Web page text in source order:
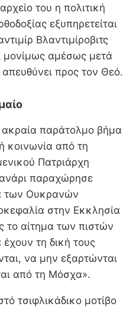
του η πολιτική
εξυπηρετείται
Βλαντιμίροβιτς
μονίμως αμέσως μετά
απευθύνει προς τον Θεό.
παράτολμο βήμα
κοινωνία από τη
Πατριάρχη
παραχώρησε
των Ουκρανών
στην Εκκλησία
το αίτημα των πιστών
τη δική τους
να μην εξαρτώνται
από τη Μόσχα».
τσιφλικάδικο μοτίβο